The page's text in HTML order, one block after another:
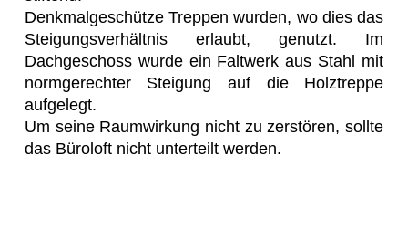
Denkmalgeschütze Treppen wurden, wo dies das
Steigungsverhältnis erlaubt, genutzt. Im
Dachgeschoss wurde ein Faltwerk aus Stahl mit
normgerechter Steigung auf die Holztreppe
aufgelegt.
Um seine Raumwirkung nicht zu zerstören, sollte
das Büroloft nicht unterteilt werden.